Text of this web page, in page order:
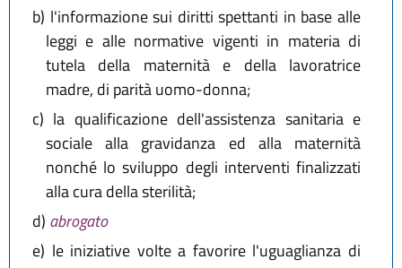
b) l'informazione sui diritti spettanti in base alle
leggi e alle normative vigenti in materia di
tutela della maternità e della lavoratrice
madre, di parità uomo-donna;
c) la qualificazione dell'assistenza sanitaria e
sociale alla gravidanza ed alla maternità
nonché lo sviluppo degli interventi finalizzati
alla cura della sterilità;
d) abrogato
e) le iniziative volte a favorire l'uguaglianza di